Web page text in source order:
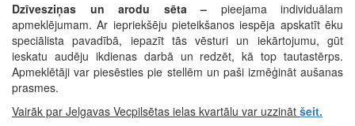
Dzīvesziņas un arodu sēta – pieejama individuālam
apmeklējumam. Ar iepriekšēju pieteikšanos iespēja apskatīt ēku
speciālista pavadībā, iepazīt tās vēsturi un iekārtojumu, gūt
ieskatu audēju ikdienas darbā un redzēt, kā top tautastērps.
Apmeklētāji var piesēsties pie stellēm un paši izmēģināt aušanas
prasmes.
Vairāk par Jelgavas Vecpilsētas ielas kvartālu var uzzināt šeit.